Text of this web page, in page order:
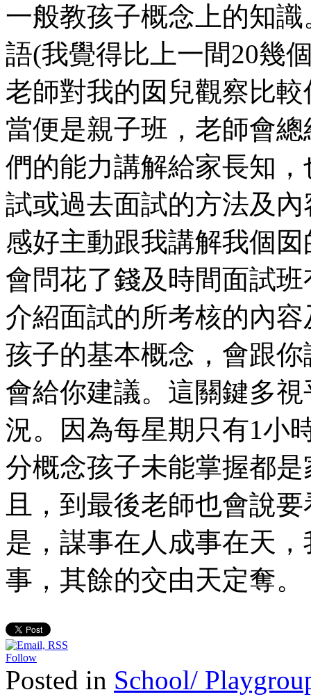
一般教孩子概念上的知
語(我覺得比上一間20幾
老師對我的囡兒觀察比
當便是親子班，老師會
們的能力講解給家長知
試或過去面試的方法及
感好主動跟我講解我個
會問花了錢及時間面試
介紹面試的所考核的內
孩子的基本概念，會跟
會給你建議。這關鍵多
況。因為每星期只有1小
分概念孩子未能掌握都
且，到最後老師也會說
是，謀事在人成事在天
事，其餘的交由天定奪。
Follow
Posted in School/